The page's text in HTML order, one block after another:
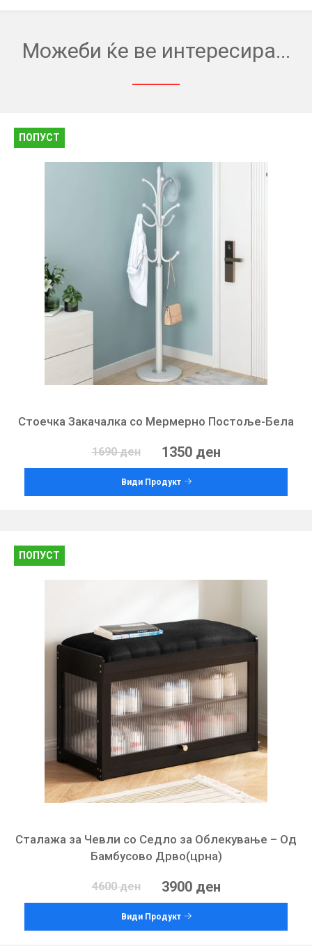
Можеби ќе ве интересира...
ПОПУСТ
Стоечка Закачалка со Мермерно Постоље-Бела
1690 ден 1350 ден
Види Продукт
ПОПУСТ
Сталажа за Чевли со Седло за Облекување – Од
Бамбусово Дрво(црна)
4600 ден 3900 ден
Види Продукт